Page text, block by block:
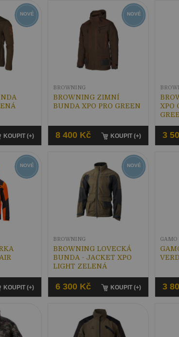
KOUPIT (+)
NOVÉ
BROWNING ZIMNÍ
BUNDA XPO PRO GREEN
BROWNING
8 400 Kč KOUPIT (+)
NOVÉ
XPO
3
KOUPIT (+)
NOVÉ
BROWNING LOVECKÁ
BUNDA - JACKET XPO
LIGHT ZELENÁ
BROWNING
6 300 Kč KOUPIT (+)
NOVÉ
GAMO
3